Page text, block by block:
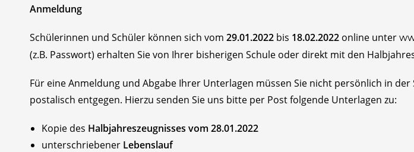
Anmeldung
Schülerinnen und Schüler können sich vom 29.01.2022 bis 18.02.2022 online unter
(z.B. Passwort) erhalten Sie von Ihrer bisherigen Schule oder direkt mit den
Für eine Anmeldung und Abgabe Ihrer Unterlagen müssen Sie nicht persönlich in
postalisch entgegen. Hierzu senden Sie uns bitte per Post folgende Unterlagen zu:
Kopie des Halbjahreszeugnisses vom 28.01.2022
unterschriebener Lebenslauf